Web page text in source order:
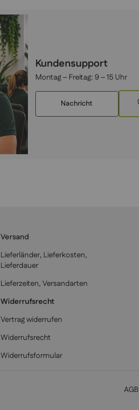
Kundensupport
Montag – Freitag: 9 – 15 Uhr
Nachricht
Versand
Lieferländer, Lieferkosten,
Lieferdauer
Lieferzeiten, Versandarten
Widerrufsrecht
Vertrag widerrufen
Widerrufsrecht
Widerrufsformular
AGB